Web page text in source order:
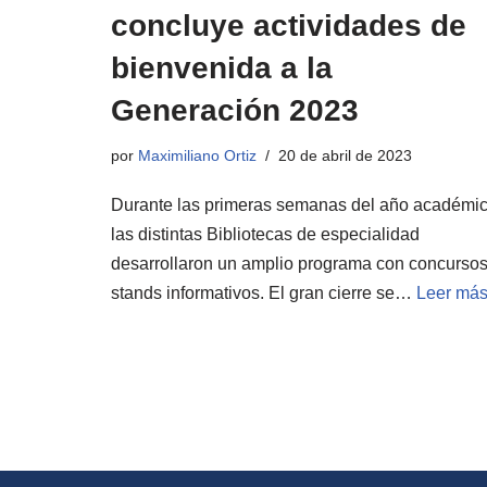
concluye actividades de
bienvenida a la
Generación 2023
por Maximiliano Ortiz 20 de abril de 2023
Durante las primeras semanas del año
las distintas Bibliotecas de especialidad
desarrollaron un amplio programa con
stands informativos. El gran cierre se… Leer